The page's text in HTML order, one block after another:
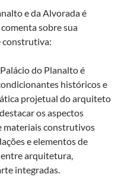
e da Alvorada é
sobre sua
construtiva:
do Planalto é
históricos e
projetual do arquiteto
os aspectos
materiais construtivos
e elementos de
entre arquitetura,
integradas.